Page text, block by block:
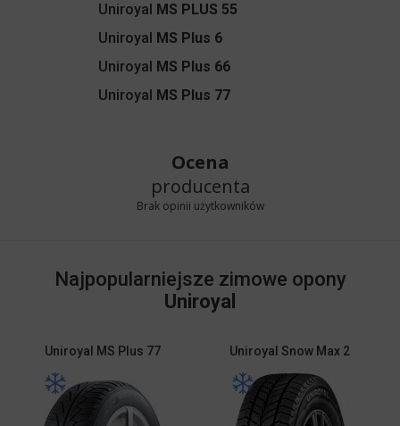
Uniroyal MS PLUS 55
Uniroyal MS Plus 6
Uniroyal MS Plus 66
Uniroyal MS Plus 77
Ocena
producenta
Brak opinii użytkowników
Najpopularniejsze zimowe opony
Uniroyal
Uniroyal MS Plus 77 Uniroyal Snow Max 2